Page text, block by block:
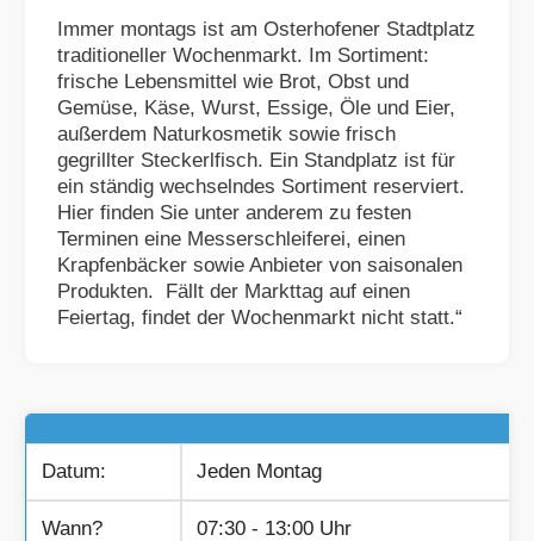
Immer montags ist am Osterhofener Stadtplatz
traditioneller Wochenmarkt. Im Sortiment:
frische Lebensmittel wie Brot, Obst und
Gemüse, Käse, Wurst, Essige, Öle und Eier,
außerdem Naturkosmetik sowie frisch
gegrillter Steckerlfisch. Ein Standplatz ist für
ein ständig wechselndes Sortiment reserviert.
Hier finden Sie unter anderem zu festen
Terminen eine Messerschleiferei, einen
Krapfenbäcker sowie Anbieter von saisonalen
Produkten. Fällt der Markttag auf einen
Feiertag, findet der Wochenmarkt nicht statt.“
Datum: Jeden Montag
Wann? 07:30 - 13:00 Uhr